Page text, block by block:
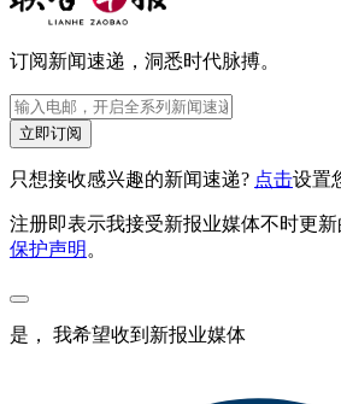
订阅新闻速递，洞悉时代脉搏。
立即订阅
只想接收感兴趣的新闻速递? 点击设置
注册即表示我接受新报业媒体不时更新
保护声明 。
是， 我希望收到新报业媒体